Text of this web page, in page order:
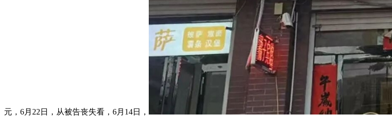
元，6月22日，从被告丧失看，6月14日，